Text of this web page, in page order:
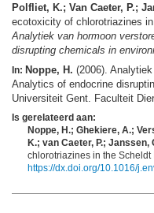
Polfliet, K.; Van Caeter, P.;
ecotoxicity of chlorotriazines
Analytiek van hormoon
disrupting chemicals in
In: Noppe, H. (2006).
Analytics of endocrine
Universiteit Gent. Faculteit
Is gerelateerd aan:
Noppe, H.; Ghekiere, A.;
K.; van Caeter, P.; Janssen,
chlorotriazines in the Scheldt
https://dx.doi.org/10.1016/